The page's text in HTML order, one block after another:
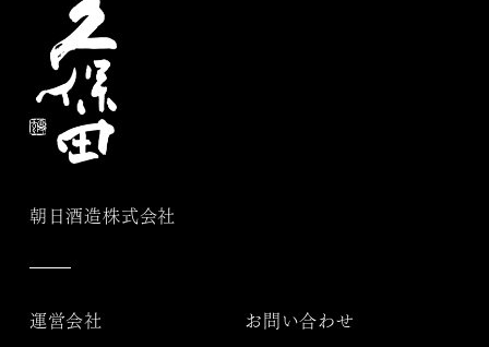
朝日酒造株式会社
運営会社 お問い合わせ